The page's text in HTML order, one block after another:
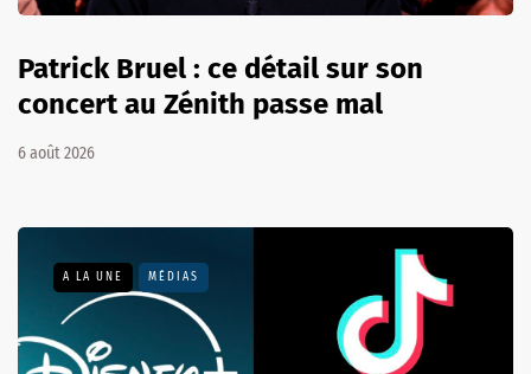
Patrick Bruel : ce détail sur son
concert au Zénith passe mal
6 août 2026
A LA UNE MÉDIAS